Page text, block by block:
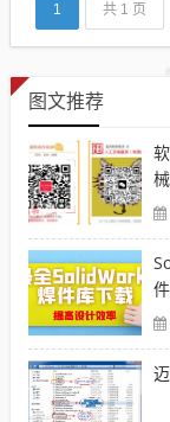
1 共 1 页
图文推荐